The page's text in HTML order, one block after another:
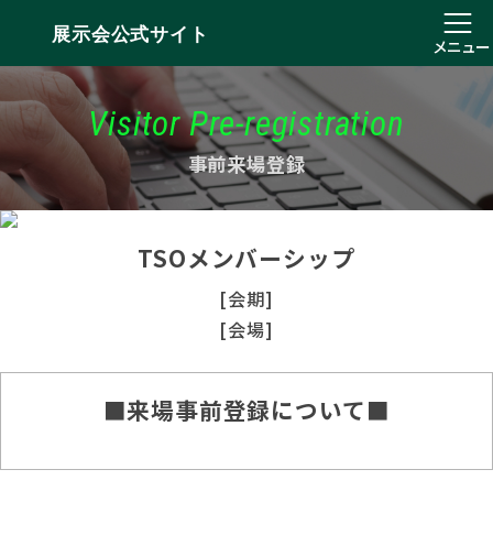
展示会公式サイト
メニュー
Visitor Pre-registration
事前来場登録
TSOメンバーシップ
[会期]
[会場]
■来場事前登録について■